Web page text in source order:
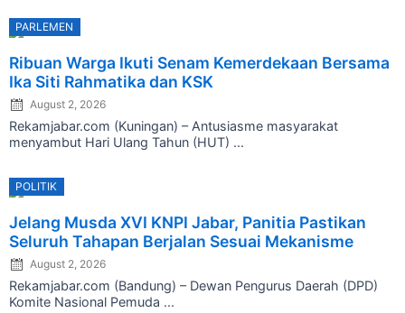
PARLEMEN
Ribuan Warga Ikuti Senam Kemerdekaan Bersama
Ika Siti Rahmatika dan KSK
on
August 2, 2026
Rekamjabar.com (Kuningan) – Antusiasme masyarakat
menyambut Hari Ulang Tahun (HUT) ...
POLITIK
Jelang Musda XVI KNPI Jabar, Panitia Pastikan
Seluruh Tahapan Berjalan Sesuai Mekanisme
on
August 2, 2026
Rekamjabar.com (Bandung) – Dewan Pengurus Daerah (DPD)
Komite Nasional Pemuda ...